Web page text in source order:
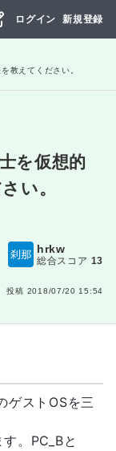
ログイン 新規登録
教えてください。
を仮想的
い。
hrkw
総合スコア 13
投稿 2018/07/20 15:54
ストOSを三
。PC_Bと